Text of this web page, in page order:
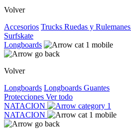
Volver
Accesorios Trucks Ruedas y Rulemanes
Surfskate
Longboards
Volver
Longboards Longboards Guantes
Protecciones Ver todo
NATACION
NATACION